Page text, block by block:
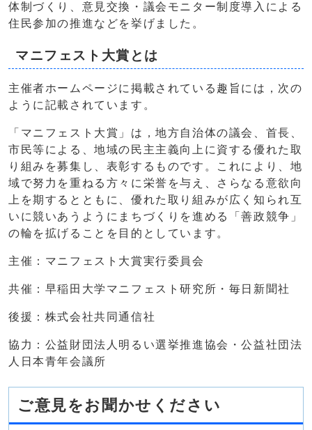
体制づくり、意見交換・議会モニター制度導入による
住民参加の推進などを挙げました。
マニフェスト大賞とは
主催者ホームページに掲載されている趣旨には，次の
ように記載されています。
「マニフェスト大賞」は，地方自治体の議会、首長、
市民等による、地域の民主主義向上に資する優れた取
り組みを募集し、表彰するものです。これにより、地
域で努力を重ねる方々に栄誉を与え、さらなる意欲向
上を期するとともに、優れた取り組みが広く知られ互
いに競いあうようにまちづくりを進める「善政競争」
の輪を拡げることを目的としています。
主催：マニフェスト大賞実行委員会
共催：早稲田大学マニフェスト研究所・毎日新聞社
後援：株式会社共同通信社
協力：公益財団法人明るい選挙推進協会・公益社団法
人日本青年会議所
ご意見をお聞かせください